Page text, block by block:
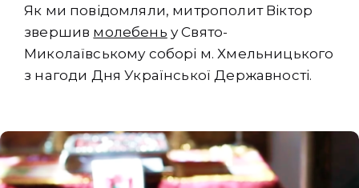
Як ми повідомляли, митрополит Віктор
звершив молебень у Свято-
Миколаївському соборі м. Хмельницького
з нагоди Дня Української Державності.